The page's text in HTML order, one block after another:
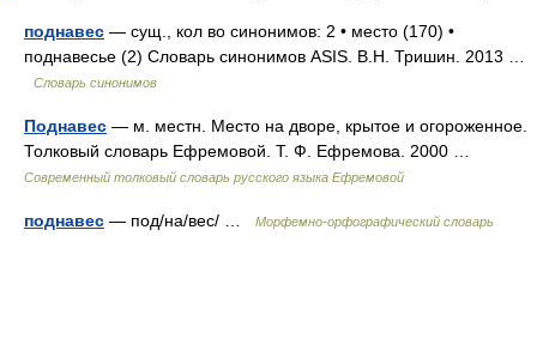
поднавес — сущ., кол во синонимов: 2 • место (170) •
поднавесье (2) Словарь синонимов ASIS. В.Н. Тришин. 2013 …
Словарь синонимов
Поднавес — м. местн. Место на дворе, крытое и огороженное.
Толковый словарь Ефремовой. Т. Ф. Ефремова. 2000 …
Современный толковый словарь русского языка Ефремовой
поднавес — под/на/вес/ … Морфемно-орфографический словарь